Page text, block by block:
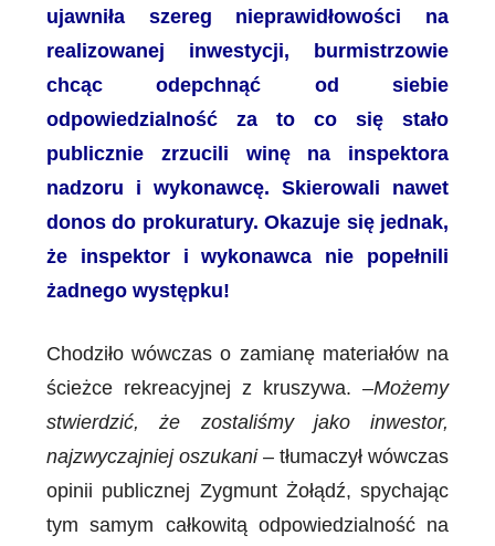
ujawniła szereg nieprawidłowości na
realizowanej inwestycji, burmistrzowie
chcąc odepchnąć od siebie
odpowiedzialność za to co się stało
publicznie zrzucili winę na inspektora
nadzoru i wykonawcę. Skierowali nawet
donos do prokuratury. Okazuje się jednak,
że inspektor i wykonawca nie popełnili
żadnego występku!
Chodziło wówczas o zamianę materiałów na
ścieżce rekreacyjnej z kruszywa. –Możemy
stwierdzić, że zostaliśmy jako inwestor,
najzwyczajniej oszukani– tłumaczył wówczas
opinii publicznej Zygmunt Żołądź, spychając
tym samym całkowitą odpowiedzialność na